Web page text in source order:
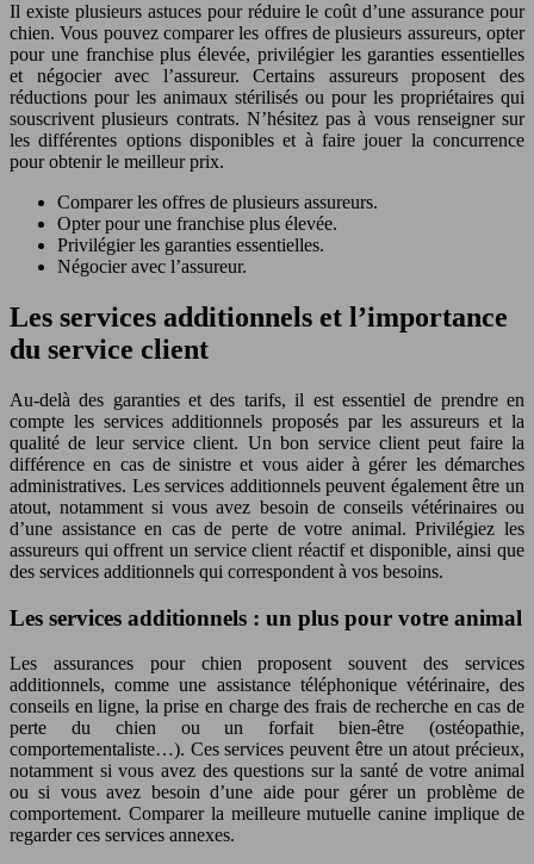
Il existe plusieurs astuces pour réduire le coût d’une assurance pour
chien. Vous pouvez comparer les offres de plusieurs assureurs, opter
pour une franchise plus élevée, privilégier les garanties essentielles
et négocier avec l’assureur. Certains assureurs proposent des
réductions pour les animaux stérilisés ou pour les propriétaires qui
souscrivent plusieurs contrats. N’hésitez pas à vous renseigner sur
les différentes options disponibles et à faire jouer la concurrence
pour obtenir le meilleur prix.
Comparer les offres de plusieurs assureurs.
Opter pour une franchise plus élevée.
Privilégier les garanties essentielles.
Négocier avec l’assureur.
Les services additionnels et l’importance
du service client
Au-delà des garanties et des tarifs, il est essentiel de prendre en
compte les services additionnels proposés par les assureurs et la
qualité de leur service client. Un bon service client peut faire la
différence en cas de sinistre et vous aider à gérer les démarches
administratives. Les services additionnels peuvent également être un
atout, notamment si vous avez besoin de conseils vétérinaires ou
d’une assistance en cas de perte de votre animal. Privilégiez les
assureurs qui offrent un service client réactif et disponible, ainsi que
des services additionnels qui correspondent à vos besoins.
Les services additionnels : un plus pour votre animal
Les assurances pour chien proposent souvent des services
additionnels, comme une assistance téléphonique vétérinaire, des
conseils en ligne, la prise en charge des frais de recherche en cas de
perte du chien ou un forfait bien-être (ostéopathie,
comportementaliste…). Ces services peuvent être un atout précieux,
notamment si vous avez des questions sur la santé de votre animal
ou si vous avez besoin d’une aide pour gérer un problème de
comportement. Comparer la meilleure mutuelle canine implique de
regarder ces services annexes.